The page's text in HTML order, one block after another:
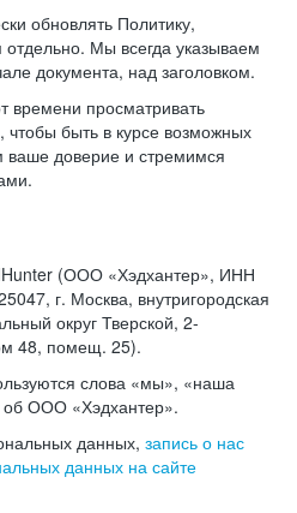
обновлять Политику,
Мы всегда указываем
документа, над заголовком.
времени просматривать
чтобы быть в курсе возможных
доверие и стремимся
(ООО «Хэдхантер», ИНН
г. Москва, внутригородская
округ Тверской, 2-
48, помещ. 25).
слова «мы», «наша
об ООО «Хэдхантер».
данных, запись о нас
данных на сайте